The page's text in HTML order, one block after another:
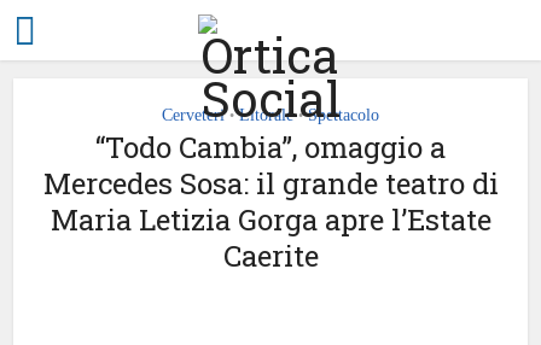
Cerveteri • Litorale • Spettacolo
“Todo Cambia”, omaggio a
Mercedes Sosa: il grande teatro di
Maria Letizia Gorga apre l’Estate
Caerite